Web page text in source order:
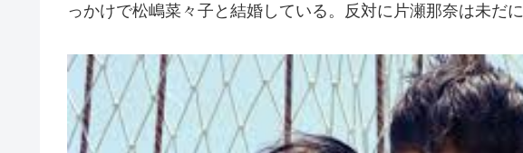
っかけで松嶋菜々子と結婚している。反対に片瀬那奈は未だ